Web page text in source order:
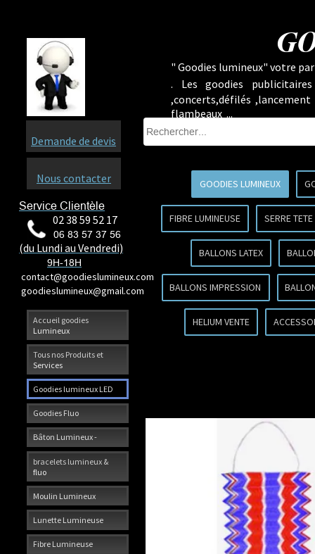
Accueil goodies
Lumineux
Tous nos Produits et
Services
Goodies lumineux LED
Goodies Fluo
Bâton Lumineux -
bracelets lumineux &
fluo
Moulin Lumineux
Lunette Lumineuse
Fibre Lumineuse
Service Clientèle
02 38 59 52 17
06 83 57 37 56
(du Lundi au Vendredi)
9H-18H
contact@goodieslumineux.com
goodieslumineux@gmail.com
Demande de devis
Nous contacter
" Goodies lumineux" votre
. Les goodies
,concerts,défilés
flambeaux ...
GOODIES LUMINEUX
FIBRE LUMINEUSE SERRE TETE
BALLONS LATEX
BALLONS IMPRESSION
HELIUM VENTE